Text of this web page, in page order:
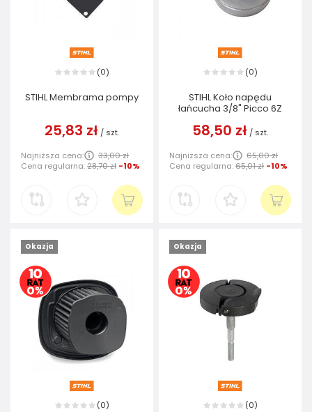
(0)
STIHL Membrama pompy
25,83 zł / szt.
Najniższa cena:
33,00 zł
Cena regularna:28,70 zł -10%
(0)
STIHL Koło napędu
łańcucha 3/8" Picco 6Z
58,50 zł / szt.
Najniższa cena:
65,00 zł
Cena regularna:65,01 zł -10%
Okazja
(0)
Okazja
(0)